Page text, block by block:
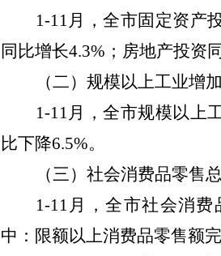
1-11月，全市固定资产
同比增长4.3% ；房地产投资
（二）规模以上工业增
1-11月，全市规模以上
比下降6.5%。
（三）社会消费品零售
1-11 月，全市社会消费
中：限额以上消费品零售额